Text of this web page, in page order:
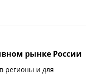
рынке России
регионы и для